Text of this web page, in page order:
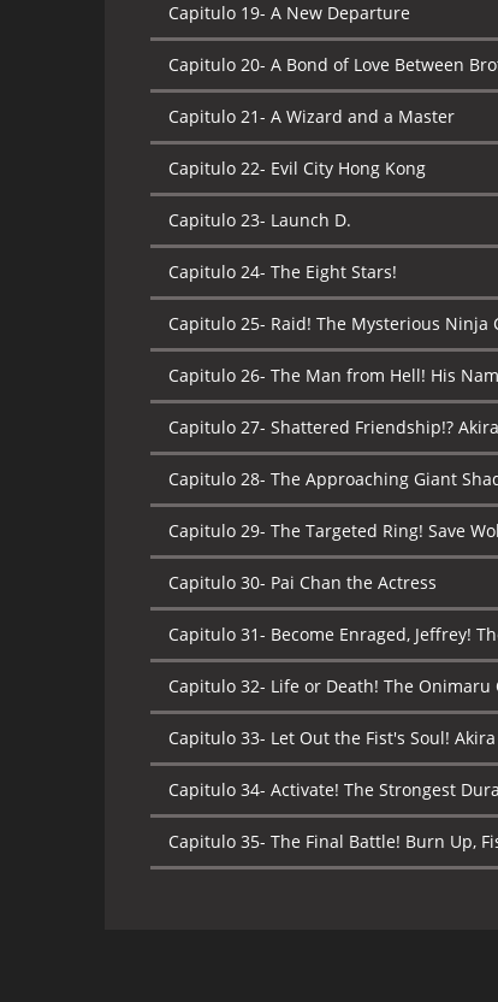
Capitulo 19- A New Departure
Capitulo 20- A Bond of Love Between
Capitulo 21- A Wizard and a Master
Capitulo 22- Evil City Hong Kong
Capitulo 23- Launch D.
Capitulo 24- The Eight Stars!
Capitulo 25- Raid! The Mysterious Ninja
Capitulo 26- The Man from Hell! His
Capitulo 27- Shattered Friendship!?
Capitulo 28- The Approaching Giant
Capitulo 29- The Targeted Ring! Save
Capitulo 30- Pai Chan the Actress
Capitulo 31- Become Enraged, Jeffrey!
Capitulo 32- Life or Death! The Onimaru
Capitulo 33- Let Out the Fist's Soul!
Capitulo 34- Activate! The Strongest
Capitulo 35- The Final Battle! Burn Up,